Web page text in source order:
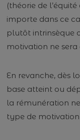
(théorie de
importe dans ce
plutôt intrinsèque
motivation ne sera
En revanche, dès
base atteint ou
la rémunération
type de